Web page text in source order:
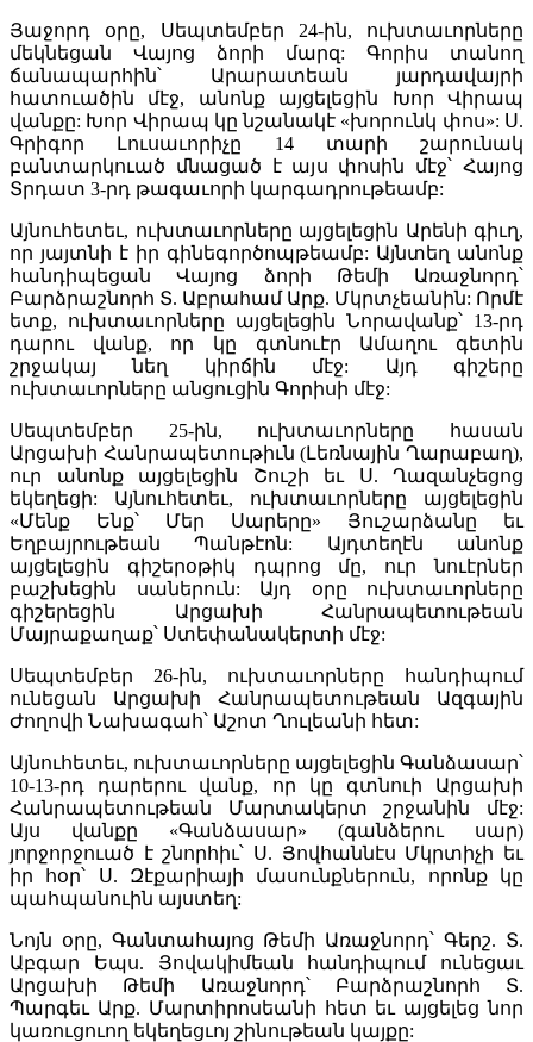
Յաջորդ օրը, Սեպտեմբեր 24-ին, ուխտաւորները
մեկնեցան Վայոց ձորի մարզ: Գորիս տանող
ճանապարհին՝ Արարատեան յարդավայրի
հատուածին մէջ, անոնք այցելեցին Խոր Վիրապ
վանքը: Խոր Վիրապ կը նշանակէ «խորունկ փոս»: Ս.
Գրիգոր Լուսաւորիչը 14 տարի շարունակ
բանտարկուած մնացած է այս փոսին մէջ՝ Հայոց
Տրդատ 3-րդ թագաւորի կարգադրութեամբ:
Այնուհետեւ, ուխտաւորները այցելեցին Արենի գիւղ,
որ յայտնի է իր գինեգործոպթեամբ: Այնտեղ անոնք
հանդիպեցան Վայոց ձորի Թեմի Առաջնորդ՝
Բարձրաշնորհ Տ. Աբրահամ Արք. Մկրտչեանին: Որմէ
ետք, ուխտաւորները այցելեցին Նորավանք՝ 13-րդ
դարու վանք, որ կը գտնուէր Ամաղու գետին
շրջակայ նեղ կիրճին մէջ: Այդ գիշերը
ուխտաւորները անցուցին Գորիսի մէջ:
Սեպտեմբեր 25-ին, ուխտաւորները հասան
Արցախի Հանրապետութիւն (Լեռնային Ղարաբաղ),
ուր անոնք այցելեցին Շուշի եւ Ս. Ղազանչեցոց
եկեղեցի: Այնուհետեւ, ուխտաւորները այցելեցին
«Մենք Ենք՝ Մեր Սարերը» Յուշարձանը եւ
Եղբայրութեան Պանթէոն: Այդտեղէն անոնք
այցելեցին գիշերօթիկ դպրոց մը, ուր նուէրներ
բաշխեցին սաներուն: Այդ օրը ուխտաւորները
գիշերեցին Արցախի Հանրապետութեան
Մայրաքաղաք՝ Ստեփանակերտի մէջ:
Սեպտեմբեր 26-ին, ուխտաւորները հանդիպում
ունեցան Արցախի Հանրապետութեան Ազգային
Ժողովի Նախագահ՝ Աշոտ Ղուլեանի հետ:
Այնուհետեւ, ուխտաւորները այցելեցին Գանձասար՝
10-13-րդ դարերու վանք, որ կը գտնուի Արցախի
Հանրապետութեան Մարտակերտ շրջանին մէջ:
Այս վանքը «Գանձասար» (գանձերու սար)
յորջորջուած է շնորհիւ՝ Ս. Յովհաննէս Մկրտիչի եւ
իր հօր՝ Ս. Զէքարիայի մասունքներուն, որոնք կը
պահպանուին այստեղ:
Նոյն օրը, Գանտահայոց Թեմի Առաջնորդ՝ Գերշ. Տ.
Աբգար Եպս. Յովակիմեան հանդիպում ունեցաւ
Արցախի Թեմի Առաջնորդ՝ Բարձրաշնորհ Տ.
Պարգեւ Արք. Մարտիրոսեանի հետ եւ այցելեց նոր
կառուցուող եկեղեցւոյ շինութեան կայքը: